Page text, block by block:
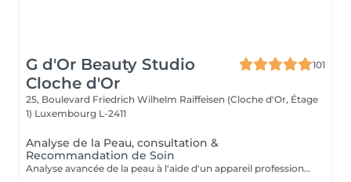
G d'Or Beauty Studio
Cloche d'Or
101
25, Boulevard Friedrich Wilhelm Raiffeisen (Cloche d'Or, Étage
1) Luxembourg L-2411
Analyse de la Peau, consultation &
Recommandation de Soin
Analyse avancée de la peau à l'aide d'un appareil professionnel (Skin Analyzer), suivie d'une consultation personnalisée et d'une recommandation de soin adaptée aux besoins de la peau.